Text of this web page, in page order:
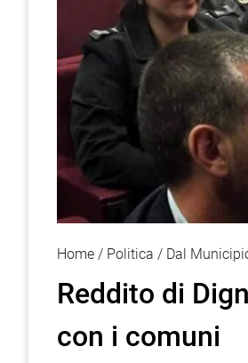
Home Politica Dal
Reddito di
con i comuni